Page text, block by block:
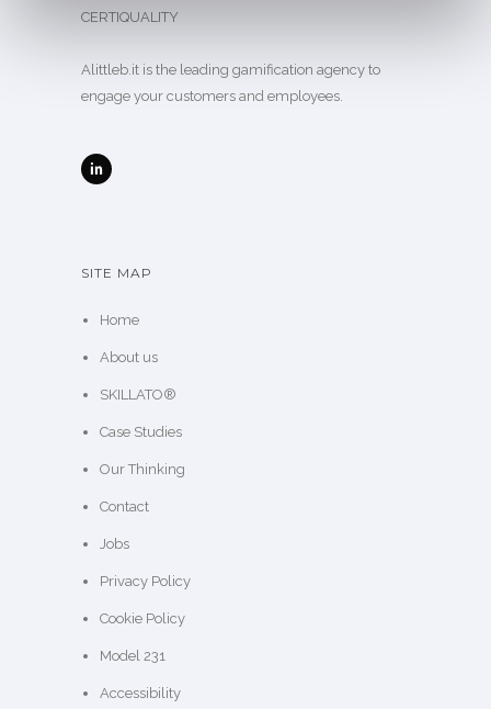
CERTIQUALITY
Alittleb.it is the leading gamification agency to
engage your customers and employees.
SITE MAP
Home
About us
SKILLATO®
Case Studies
Our Thinking
Contact
Jobs
Privacy Policy
Cookie Policy
Model 231
Accessibility